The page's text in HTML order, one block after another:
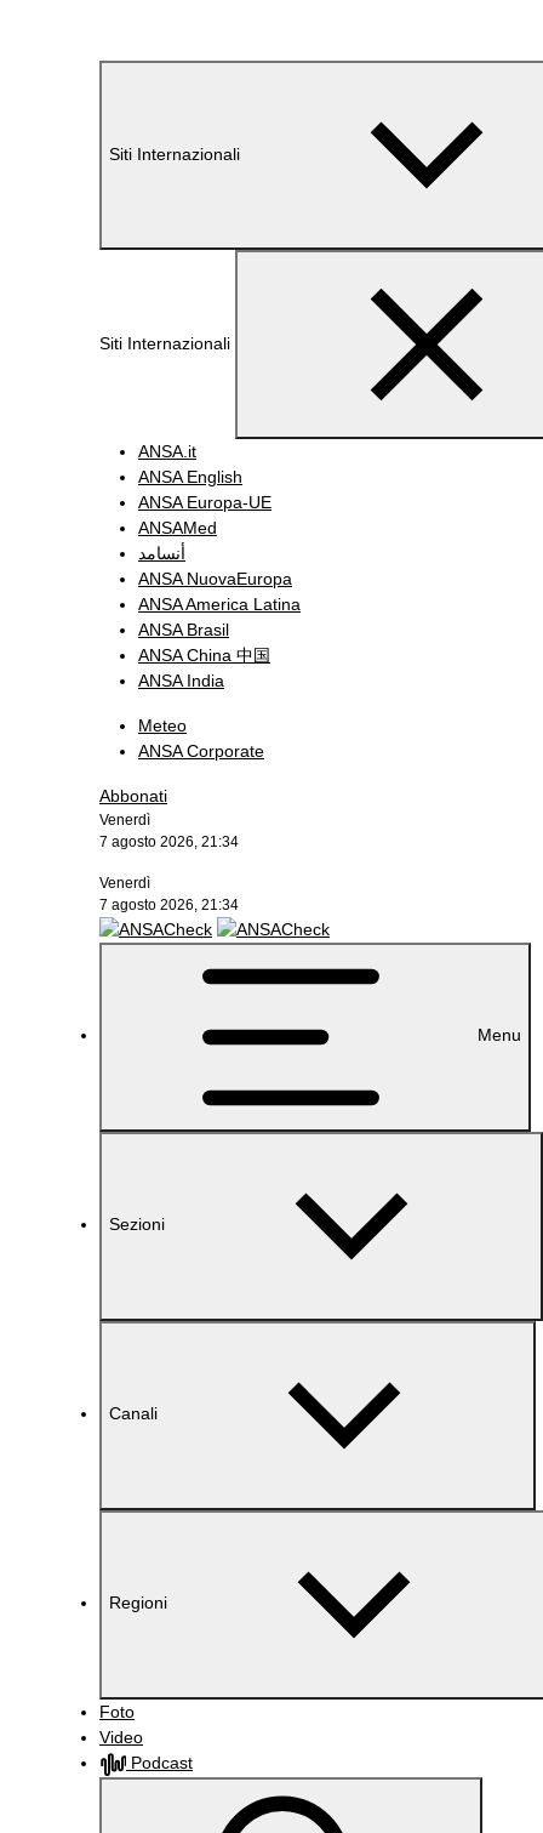
Siti Internazionali
Siti Internazionali
ANSA.it
ANSA English
ANSA Europa-UE
ANSAMed
أنسامد
ANSA NuovaEuropa
ANSA America Latina
ANSA Brasil
ANSA China 中国
ANSA India
Meteo
ANSA Corporate
Abbonati
Venerdì
7 agosto 2026, 21:34
Venerdì
7 agosto 2026, 21:34
Menu
Sezioni
Canali
Regioni
Foto
Video
Podcast